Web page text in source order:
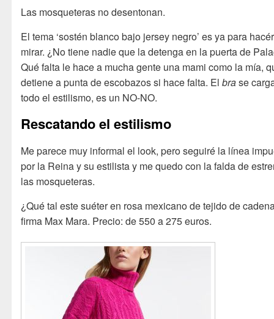
Las mosqueteras no desentonan.
El tema ‘sostén blanco bajo jersey negro’ es ya para
mirar. ¿No tiene nadie que la detenga en la puerta de
Qué falta le hace a mucha gente una mami como la mía,
detiene a punta de escobazos si hace falta. Elbrase
todo el estilismo, es un NO-NO.
Rescatando el estilismo
Me parece muy informal el look, pero seguiré la línea
por la Reina y su estilista y me quedo con la falda de
las mosqueteras.
¿Qué tal este suéter en rosa mexicano de tejido de
firma Max Mara. Precio: de 550 a 275 euros.